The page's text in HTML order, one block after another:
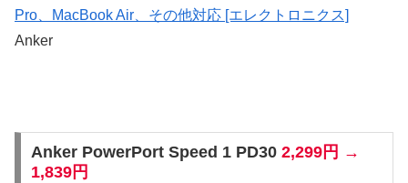
Pro、MacBook Air、その他対応 [エレクトロニクス]
Anker
Anker PowerPort Speed 1 PD30 2,299円 →
1,839円